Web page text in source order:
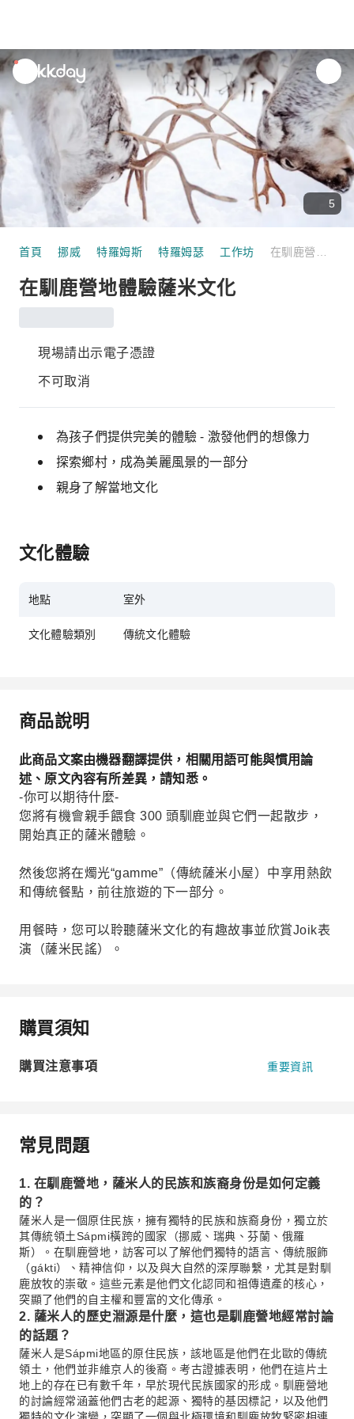
unread
notifications
5
首頁 挪威 特羅姆斯 特羅姆瑟 工作坊
在馴鹿營地體驗薩米文化
現場請出示電子憑證
不可取消
為孩子們提供完美的體驗 - 激發他們的想像力
探索鄉村，成為美麗風景的一部分
親身了解當地文化
文化體驗
地點 室外
文化體驗類別 傳統文化體驗
商品說明
此商品文案由機器翻譯提供，相關用語可能與慣用論
述、原文內容有所差異，請知悉。
-你可以期待什麼-
您將有機會親手餵食 300 頭馴鹿並與它們一起散步，
開始真正的薩米體驗。
然後您將在燭光“gamme”（傳統薩米小屋）中享用熱飲
和傳統餐點，前往旅遊的下一部分。
用餐時，您可以聆聽薩米文化的有趣故事並欣賞Joik表
演（薩米民謠）。
購買須知
購買注意事項 重要資訊
常見問題
1. 在馴鹿營地，薩米人的民族和族裔身份是如何定義
的？
薩米人是一個原住民族，擁有獨特的民族和族裔身份，獨立於
其傳統領土Sápmi橫跨的國家（挪威、瑞典、芬蘭、俄羅
斯）。在馴鹿營地，訪客可以了解他們獨特的語言、傳統服飾
（gákti）、精神信仰，以及與大自然的深厚聯繫，尤其是對馴
鹿放牧的崇敬。這些元素是他們文化認同和祖傳遺產的核心，
突顯了他們的自主權和豐富的文化傳承。
2. 薩米人的歷史淵源是什麼，這也是馴鹿營地經常討論
的話題？
薩米人是Sápmi地區的原住民族，該地區是他們在北歐的傳統
領土，他們並非維京人的後裔。考古證據表明，他們在這片土
地上的存在已有數千年，早於現代民族國家的形成。馴鹿營地
的討論經常涵蓋他們古老的起源、獨特的基因標記，以及他們